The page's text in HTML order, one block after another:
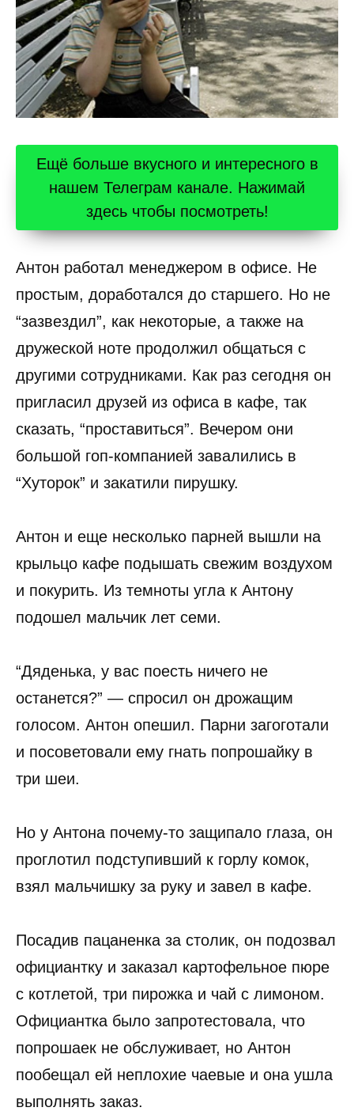
Ещё больше вкусного и интересного в
нашем Телеграм канале. Нажимай
здесь чтобы посмотреть!
Антон работал менеджером в офисе. Не
простым, доработался до старшего. Но не
“зазвездил”, как некоторые, а также на
дружеской ноте продолжил общаться с
другими сотрудниками. Как раз сегодня он
пригласил друзей из офиса в кафе, так
сказать, “проставиться”. Вечером они
большой гоп-компанией завалились в
“Хуторок” и закатили пирушку.
Антон и еще несколько парней вышли на
крыльцо кафе подышать свежим воздухом
и покурить. Из темноты угла к Антону
подошел мальчик лет семи.
“Дяденька, у вас поесть ничего не
останется?” — спросил он дрожащим
голосом. Антон опешил. Парни загоготали
и посоветовали ему гнать попрошайку в
три шеи.
Но у Антона почему-то защипало глаза, он
проглотил подступивший к горлу комок,
взял мальчишку за руку и завел в кафе.
Посадив пацаненка за столик, он подозвал
официантку и заказал картофельное пюре
с котлетой, три пирожка и чай с лимоном.
Официантка было запротестовала, что
попрошаек не обслуживает, но Антон
пообещал ей неплохие чаевые и она ушла
выполнять заказ.